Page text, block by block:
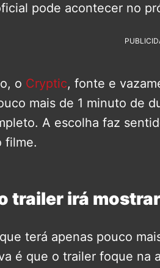
pode acontecer no
o Cryptic, fonte e
mais de 1 minuto de
A escolha faz
filme.
trailer irá
terá apenas pouco
é que o trailer foque na